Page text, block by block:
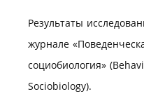
Результаты
журнале
социобиология»
Sociobiology).